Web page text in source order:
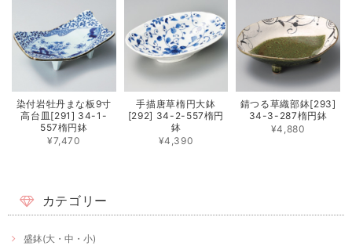
染付岩牡丹まな板9寸
高台皿[291] 34-1-
557楕円鉢
¥7,470
手描唐草楕円大鉢
[292] 34-2-557楕円
鉢
¥4,390
錆つる草織部鉢[293]
34-3-287楕円鉢
¥4,880
カテゴリー
盛鉢(大・中・小)